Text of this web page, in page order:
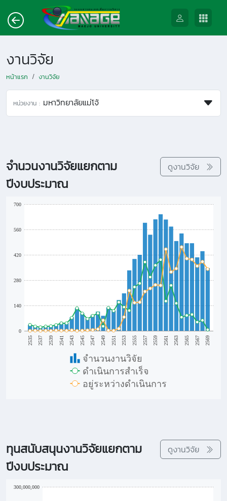
งานวิจัย
หน้าแรก งานวิจัย
หน่วยงาน : มหาวิทยาลัยแม่โจ้
จำนวนงานวิจัยแยกตาม
ปีงบประมาณ
ดูงานวิจัย
2535 2537 2539 2541 2543 2545 2547 2549 2551 2553 2555 2557 2559 2561 2563 2565 2567 2569
0
140
280
420
560
700
จำนวนงานวิจัย
ดำเนินการสำเร็จ
อยู่ระหว่างดำเนินการ
ทุนสนับสนุนงานวิจัยแยกตาม
ปีงบประมาณ
ดูงานวิจัย
300,000,000